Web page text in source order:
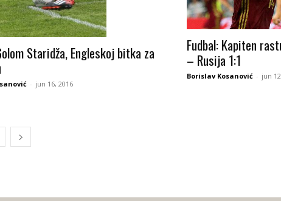
Staridža, Engleskoj bitka za
- jun 16, 2016
Fudbal: Kapiten
– Rusija 1:1
Borislav Kosanović - jun